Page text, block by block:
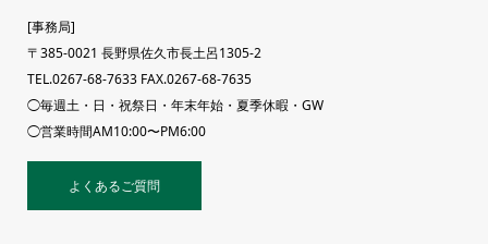
[事務局]
〒385-0021 長野県佐久市長土呂1305-2
TEL.0267-68-7633 FAX.0267-68-7635
◯毎週土・日・祝祭日・年末年始・夏季休暇・GW
◯営業時間AM10:00〜PM6:00
よくあるご質問